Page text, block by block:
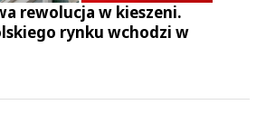
rewolucja w kieszeni.
rynku wchodzi w